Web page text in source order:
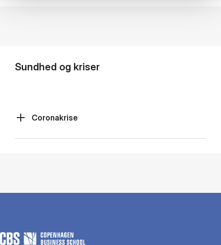
Sundhed og kriser
Coronakrise